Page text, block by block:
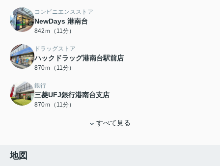
コンビニエンスストア
NewDays 港南台
842ｍ（11分）
ドラッグストア
ハックドラッグ港南台駅前店
870ｍ（11分）
銀行
三菱UFJ銀行港南台支店
870ｍ（11分）
すべて見る
地図